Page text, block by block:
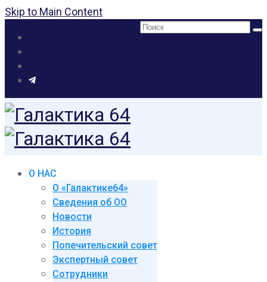
Skip to Main Content
Поиск:
О НАС
О «Галактике64»
Сведения об ОО
Новости
История
Попечительский совет
Экспертный совет
Сотрудники